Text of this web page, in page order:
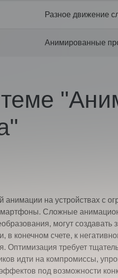
Разное движение
Анимированные
на устройствах с
Сложные
могут создавать
конечном счете, к
требует
идти на компромиссы,
под возможности